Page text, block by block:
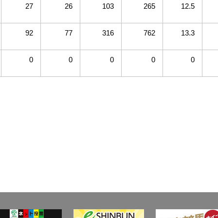
27 26 103 265 12.5
92 77 316 762 13.3
0 0 0 0 0